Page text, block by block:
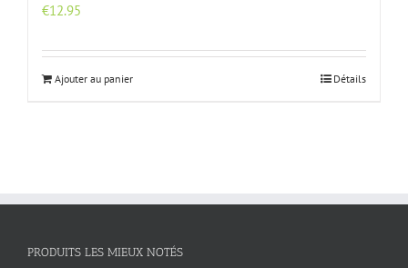
€12.95
Ajouter au panier Détails
PRODUITS LES MIEUX NOTÉS